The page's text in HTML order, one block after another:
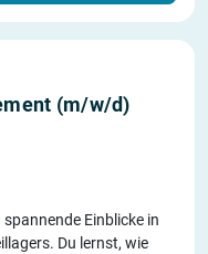
(m/w/d)
Einblicke in
Du lernst, wie